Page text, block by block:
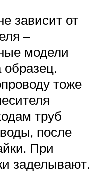
зависит от
–
модели
образец.
тоже
труб
после
При
заделывают.